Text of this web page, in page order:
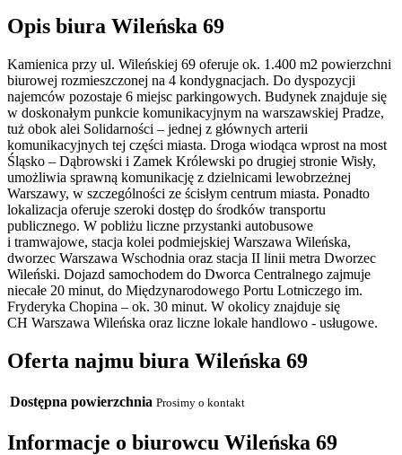
Opis biura Wileńska 69
Kamienica przy ul. Wileńskiej 69 oferuje ok. 1.400 m2 powierzchni
biurowej rozmieszczonej na 4 kondygnacjach. Do dyspozycji
najemców pozostaje 6 miejsc parkingowych. Budynek znajduje się
w doskonałym punkcie komunikacyjnym na warszawskiej Pradze,
tuż obok alei Solidarności – jednej z głównych arterii
komunikacyjnych tej części miasta. Droga wiodąca wprost na most
Śląsko – Dąbrowski i Zamek Królewski po drugiej stronie Wisły,
umożliwia sprawną komunikację z dzielnicami lewobrzeżnej
Warszawy, w szczególności ze ścisłym centrum miasta. Ponadto
lokalizacja oferuje szeroki dostęp do środków transportu
publicznego. W pobliżu liczne przystanki autobusowe
i tramwajowe, stacja kolei podmiejskiej Warszawa Wileńska,
dworzec Warszawa Wschodnia oraz stacja II linii metra Dworzec
Wileński. Dojazd samochodem do Dworca Centralnego zajmuje
niecałe 20 minut, do Międzynarodowego Portu Lotniczego im.
Fryderyka Chopina – ok. 30 minut. W okolicy znajduje się
CH Warszawa Wileńska oraz liczne lokale handlowo - usługowe.
Oferta najmu biura Wileńska 69
Dostępna powierzchnia Prosimy o kontakt
Informacje o biurowcu Wileńska 69